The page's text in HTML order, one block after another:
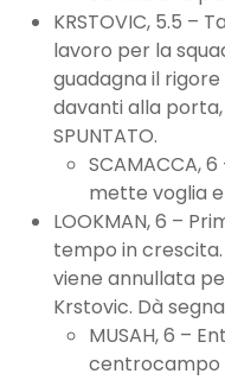
KRSTOVIC, 5.5 –
lavoro per la
guadagna il
davanti alla
SPUNTATO.
SCAMACCA,
mette voglia
LOOKMAN, 6 –
tempo in
viene annullata
Krstovic. Dà
MUSAH, 6 –
centrocampo